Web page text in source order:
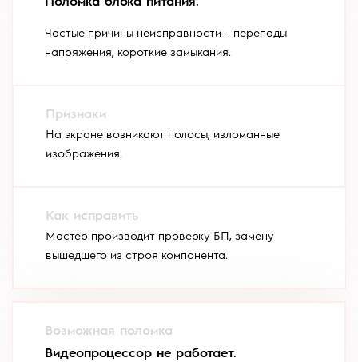
Частые причины неисправности – перепады
напряжения, короткие замыкания.
На экране возникают полосы, изломанные
изображения.
Мастер производит проверку БП, замену
вышедшего из строя компонента.
Видеопроцессор не работает.